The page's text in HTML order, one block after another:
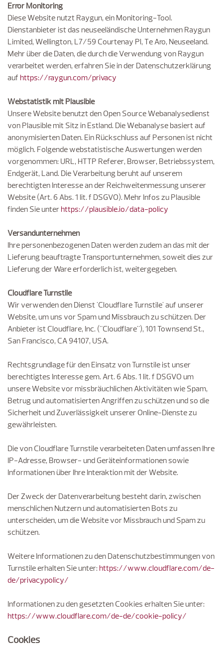
Error Monitoring
Diese Website nutzt Raygun, ein Monitoring-Tool.
Dienstanbieter ist das neuseeländische Unternehmen Raygun
Limited, Wellington, L7/59 Courtenay Pl, Te Aro, Neuseeland.
Mehr über die Daten, die durch die Verwendung von Raygun
verarbeitet werden, erfahren Sie in der Datenschutzerklärung
auf https://raygun.com/privacy
Webstatistik mit Plausible
Unsere Website benutzt den Open Source Webanalysedienst
von Plausible mit Sitz in Estland. Die Webanalyse basiert auf
anonymisierten Daten. Ein Rückschluss auf Personen ist nicht
möglich. Folgende webstatistische Auswertungen werden
vorgenommen: URL, HTTP Referer, Browser, Betriebssystem,
Endgerät, Land. Die Verarbeitung beruht auf unserem
berechtigten Interesse an der Reichweitenmessung unserer
Website (Art. 6 Abs. 1 lit. f DSGVO). Mehr Infos zu Plausible
finden Sie unter https://plausible.io/data-policy
Versandunternehmen
Ihre personenbezogenen Daten werden zudem an das mit der
Lieferung beauftragte Transportunternehmen, soweit dies zur
Lieferung der Ware erforderlich ist, weitergegeben.
Cloudflare Turnstile
Wir verwenden den Dienst 'Cloudflare Turnstile' auf unserer
Website, um uns vor Spam und Missbrauch zu schützen. Der
Anbieter ist Cloudflare, Inc. ("Cloudflare"), 101 Townsend St.,
San Francisco, CA 94107, USA.
Rechtsgrundlage für den Einsatz von Turnstile ist unser
berechtigtes Interesse gem. Art. 6 Abs. 1 lit. f DSGVO um
unsere Website vor missbräuchlichen Aktivitäten wie Spam,
Betrug und automatisierten Angriffen zu schützen und so die
Sicherheit und Zuverlässigkeit unserer Online-Dienste zu
gewährleisten.
Die von Cloudflare Turnstile verarbeiteten Daten umfassen Ihre
IP-Adresse, Browser- und Geräteinformationen sowie
Informationen über Ihre Interaktion mit der Website.
Der Zweck der Datenverarbeitung besteht darin, zwischen
menschlichen Nutzern und automatisierten Bots zu
unterscheiden, um die Website vor Missbrauch und Spam zu
schützen.
Weitere Informationen zu den Datenschutzbestimmungen von
Turnstile erhalten Sie unter: https://www.cloudflare.com/de-
de/privacypolicy/
Informationen zu den gesetzten Cookies erhalten Sie unter:
https://www.cloudflare.com/de-de/cookie-policy/
Cookies